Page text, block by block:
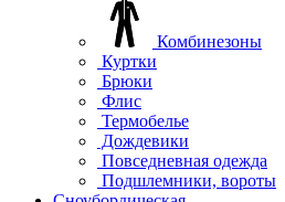
Комбинезоны
Куртки
Брюки
Флис
Термобелье
Дождевики
Повседневная одежда
Подшлемники, вороты